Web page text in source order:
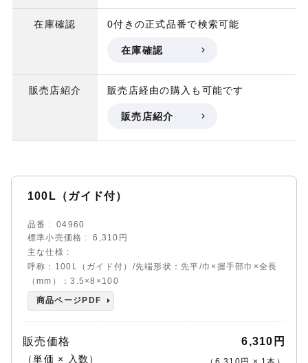
在庫確認 0付きの正式品番で検索可能
在庫確認
販売店紹介 販売店経由の購入も可能です
販売店紹介
100L（ガイド付）
品番
04960
標準小売価格
6,310円
主な仕様
呼称：100L（ガイド付）/先端形状：先平/巾×握手部巾×全長
（mm）：3.5×8×100
商品ページPDF
販売価格
（単価 × 入数）
6,310円